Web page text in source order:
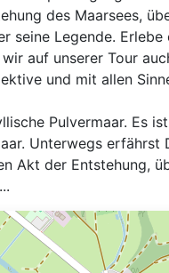
des Maarsees,
seine Legende. Erlebe
auf unserer Tour
und mit allen
Pulvermaar. Es
Unterwegs erfährst
Akt der Entstehung,